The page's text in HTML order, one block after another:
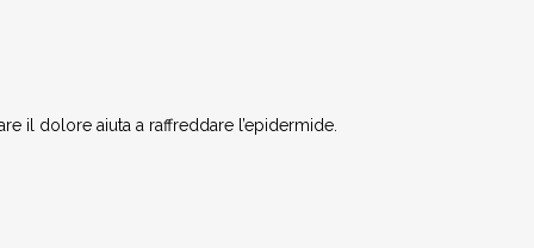
il dolore aiuta a raffreddare l’epidermide.